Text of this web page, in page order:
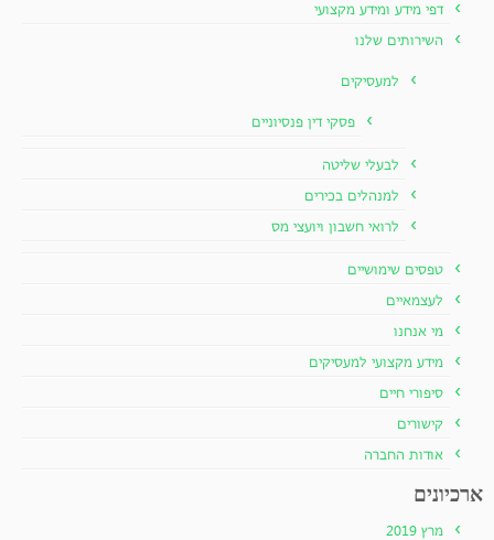
דפי מידע ומידע מקצועי
השירותים שלנו
למעסיקים
פסקי דין פנסיוניים
לבעלי שליטה
למנהלים בכירים
לרואי חשבון ויועצי מס
טפסים שימושיים
לעצמאיים
מי אנחנו
מידע מקצועי למעסיקים
סיפורי חיים
קישורים
אודות החברה
ארכיונים
מרץ 2019